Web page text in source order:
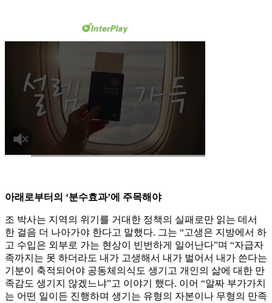
아래로부터의 ‘분수효과’에 주목해야
조 박사는 지역의 위기를 거대한 정책의 실패로만 읽는 데서
한 걸음 더 나아가야 한다고 말했다. 그는 “고생은 지방에서 하
고 수입은 외부로 가는 현상이 빈번하게 일어난다”며 “자급자
족까지는 못 하더라도 내가 고생해서 내가 벌어서 내가 쓴다는
기분이 축적되어야 공동체의식도 생기고 개인의 삶에 대한 만
족감도 생기지 않겠느냐”고 이야기 했다. 이어 “알짜 부가가치
는 어떤 일이든 진행하며 생기는 유형의 자본이나 무형의 만족